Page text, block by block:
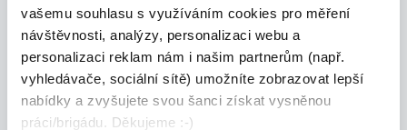
vašemu souhlasu s využíváním cookies pro měření
návštěvnosti, analýzy, personalizaci webu a
personalizaci reklam nám i našim partnerům (např.
vyhledávače, sociální sítě) umožníte zobrazovat lepší
nabídky a zvyšujete svou šanci získat vysněnou
práci/brigádu. Děkujeme :-)
Chládek & Tintěra, a.s.